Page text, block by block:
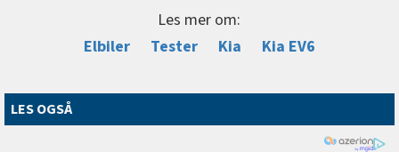
Les mer om:
Elbiler
Tester Kia Kia EV6
LES OGSÅ